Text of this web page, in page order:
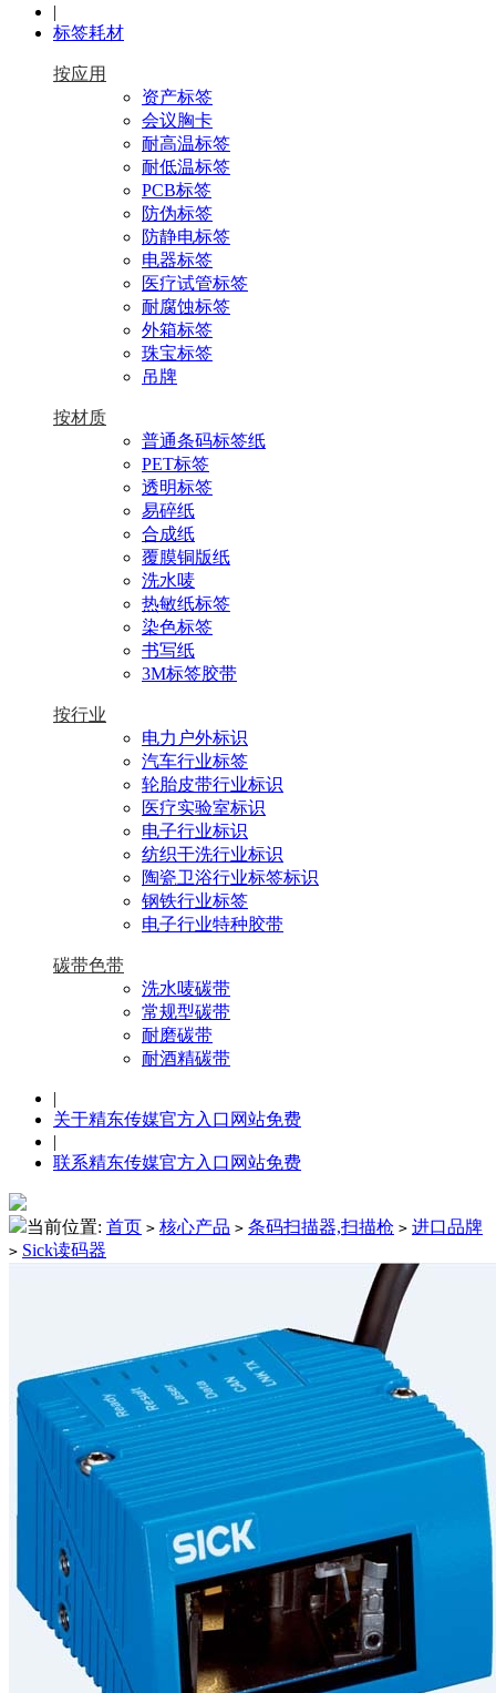
|
标签耗材
按应用
资产标签
会议胸卡
耐高温标签
耐低温标签
PCB标签
防伪标签
防静电标签
电器标签
医疗试管标签
耐腐蚀标签
外箱标签
珠宝标签
吊牌
按材质
普通条码标签纸
PET标签
透明标签
易碎纸
合成纸
覆膜铜版纸
洗水唛
热敏纸标签
染色标签
书写纸
3M标签胶带
按行业
电力户外标识
汽车行业标签
轮胎皮带行业标识
医疗实验室标识
电子行业标识
纺织干洗行业标识
陶瓷卫浴行业标签标识
钢铁行业标签
电子行业特种胶带
碳带色带
洗水唛碳带
常规型碳带
耐磨碳带
耐酒精碳带
|
关于精东传媒官方入口网站免费
|
联系精东传媒官方入口网站免费
当前位置: 首页 > 核心产品 > 条码扫描器,扫描枪 > 进口品牌
> Sick读码器